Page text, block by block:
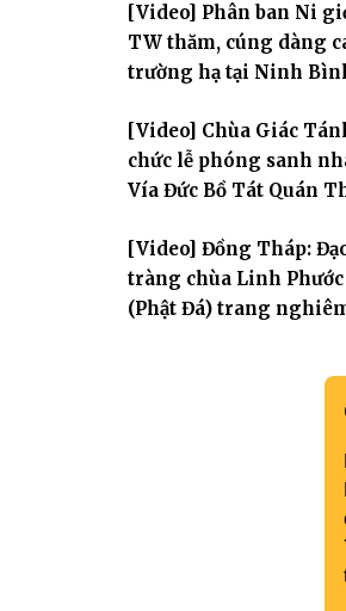
chư hành giả Ni
[Video] Phân ban Ni
TW thăm, cúng dàng
trường hạ tại Ninh
thần hộ trì Tam bảo
[Video] Chùa Giác
chức lễ phóng sanh
Vía Đức Bồ Tát Quán
[Video] Đồng Tháp:
tràng chùa Linh Phước
(Phật Đá) trang